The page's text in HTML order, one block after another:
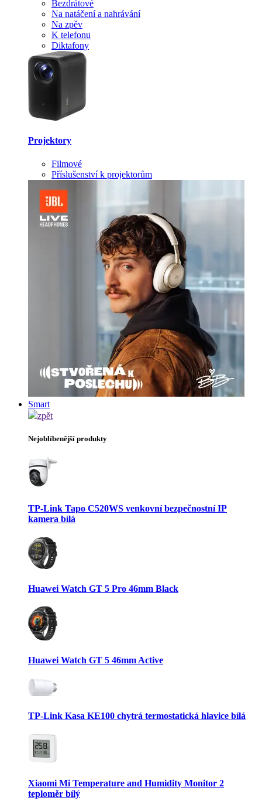
Bezdrátové
Na natáčení a nahrávání
Na zpěv
K telefonu
Diktafony
Projektory
Filmové
Příslušenství k projektorům
Smart
zpět
Nejoblíbenější produkty
TP-Link Tapo C520WS venkovní bezpečnostní IP
kamera bílá
Huawei Watch GT 5 Pro 46mm Black
Huawei Watch GT 5 46mm Active
TP-Link Kasa KE100 chytrá termostatická hlavice bílá
Xiaomi Mi Temperature and Humidity Monitor 2
teploměr bílý